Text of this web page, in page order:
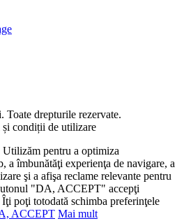
drepturile rezervate.
și condiții de utilizare
Utilizăm pentru a optimiza
a îmbunătăţi experienţa de navigare, a
şi a afişa reclame relevante pentru
"DA, ACCEPT" accepţi
poţi totodată schimba preferinţele
ACCEPT Mai mult